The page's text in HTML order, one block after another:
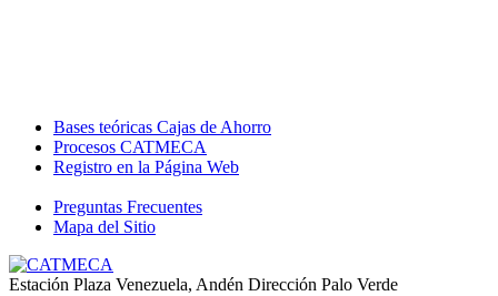
Bases teóricas Cajas de Ahorro
Procesos CATMECA
Registro en la Página Web
Preguntas Frecuentes
Mapa del Sitio
Estación Plaza Venezuela, Andén Dirección Palo Verde